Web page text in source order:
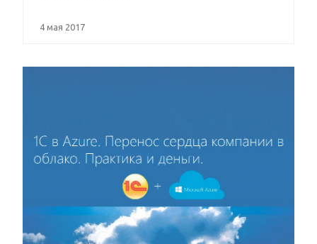
4 мая 2017